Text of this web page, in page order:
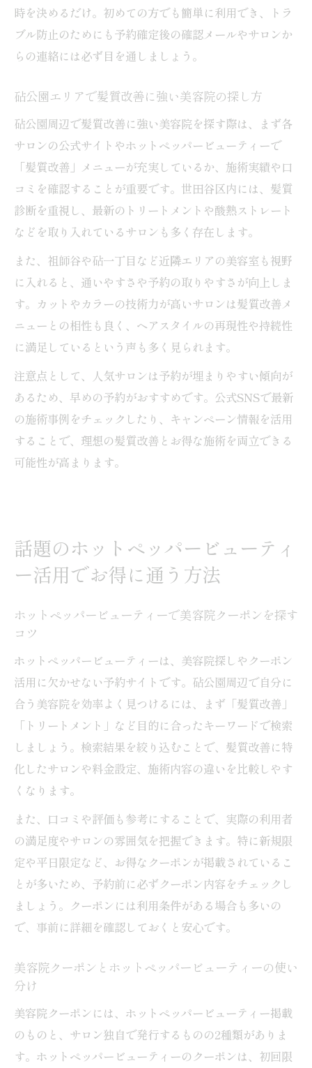
時を決めるだけ。初めての方でも簡単に利用でき、トラ
ブル防止のためにも予約確定後の確認メールやサロンか
らの連絡には必ず目を通しましょう。
砧公園エリアで髪質改善に強い美容院の探し方
砧公園周辺で髪質改善に強い美容院を探す際は、まず各
サロンの公式サイトやホットペッパービューティーで
「髪質改善」メニューが充実しているか、施術実績や口
コミを確認することが重要です。世田谷区内には、髪質
診断を重視し、最新のトリートメントや酸熱ストレート
などを取り入れているサロンも多く存在します。
また、祖師谷や砧一丁目など近隣エリアの美容室も視野
に入れると、通いやすさや予約の取りやすさが向上しま
す。カットやカラーの技術力が高いサロンは髪質改善メ
ニューとの相性も良く、ヘアスタイルの再現性や持続性
に満足しているという声も多く見られます。
注意点として、人気サロンは予約が埋まりやすい傾向が
あるため、早めの予約がおすすめです。公式SNSで最新
の施術事例をチェックしたり、キャンペーン情報を活用
することで、理想の髪質改善とお得な施術を両立できる
可能性が高まります。
話題のホットペッパービューティ
ー活用でお得に通う方法
ホットペッパービューティーで美容院クーポンを探す
コツ
ホットペッパービューティーは、美容院探しやクーポン
活用に欠かせない予約サイトです。砧公園周辺で自分に
合う美容院を効率よく見つけるには、まず「髪質改善」
「トリートメント」など目的に合ったキーワードで検索
しましょう。検索結果を絞り込むことで、髪質改善に特
化したサロンや料金設定、施術内容の違いを比較しやす
くなります。
また、口コミや評価も参考にすることで、実際の利用者
の満足度やサロンの雰囲気を把握できます。特に新規限
定や平日限定など、お得なクーポンが掲載されているこ
とが多いため、予約前に必ずクーポン内容をチェックし
ましょう。クーポンには利用条件がある場合も多いの
で、事前に詳細を確認しておくと安心です。
美容院クーポンとホットペッパービューティーの使い
分け
美容院クーポンには、ホットペッパービューティー掲載
のものと、サロン独自で発行するものの2種類がありま
す。ホットペッパービューティーのクーポンは、初回限